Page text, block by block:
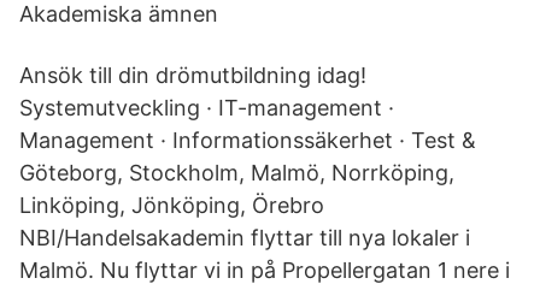
Akademiska ämnen
Ansök till din drömutbildning idag!
Systemutveckling · IT-management ·
Management · Informationssäkerhet · Test &
Göteborg, Stockholm, Malmö, Norrköping,
Linköping, Jönköping, Örebro
NBI/Handelsakademin flyttar till nya lokaler i
Malmö. Nu flyttar vi in på Propellergatan 1 nere i